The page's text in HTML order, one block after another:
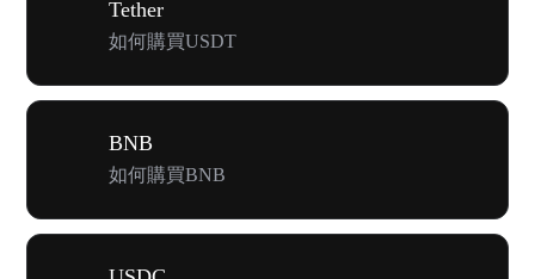
Tether
如何購買USDT
BNB
如何購買BNB